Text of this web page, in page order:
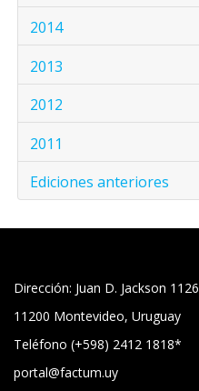
2014
2013
2012
2011
Ediciones anteriores
Dirección: Juan D. Jackson 1126
11200 Montevideo, Uruguay
Teléfono (+598) 2412 1818*
portal@factum.uy